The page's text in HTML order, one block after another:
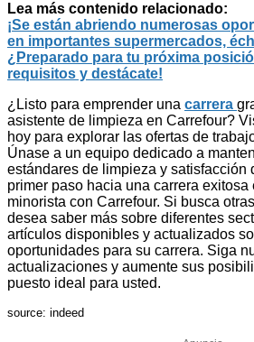
Lea más contenido relacionado:
¡Se están abriendo numerosas
en importantes supermercados,
¿Preparado para tu próxima
requisitos y destácate!
¿Listo para emprender una carrera
asistente de limpieza en Carrefour?
hoy para explorar las ofertas de
Únase a un equipo dedicado a
estándares de limpieza y satisfacción
primer paso hacia una carrera exitosa
minorista con Carrefour. Si busca
desea saber más sobre diferentes
artículos disponibles y actualizados
oportunidades para su carrera. Siga
actualizaciones y aumente sus
puesto ideal para usted.
source: indeed